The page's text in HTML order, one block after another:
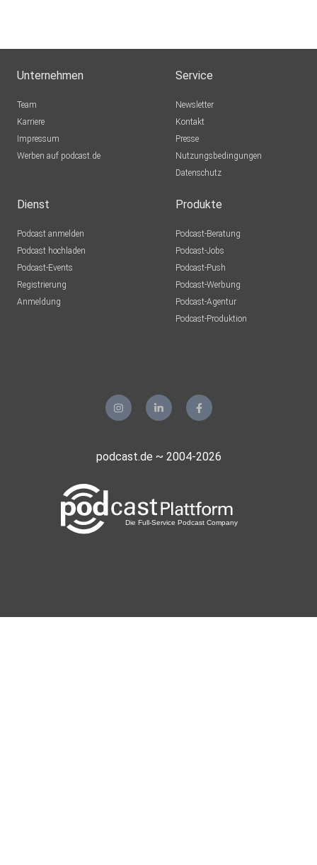
Unternehmen
Team
Karriere
Impressum
Werben auf podcast.de
Service
Newsletter
Kontakt
Presse
Nutzungsbedingungen
Datenschutz
Dienst
Podcast anmelden
Podcast hochladen
Podcast-Events
Registrierung
Anmeldung
Produkte
Podcast-Beratung
Podcast-Jobs
Podcast-Push
Podcast-Werbung
Podcast-Agentur
Podcast-Produktion
podcast.de ~ 2004-2026